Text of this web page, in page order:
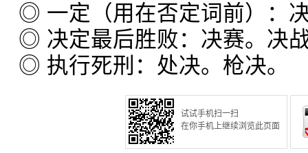
◎ 一定（用在否定词前）：
◎ 决定最后胜败：决赛。决
◎ 执行死刑：处决。枪决。
试试手机扫一扫
在你手机上继续浏览此页面